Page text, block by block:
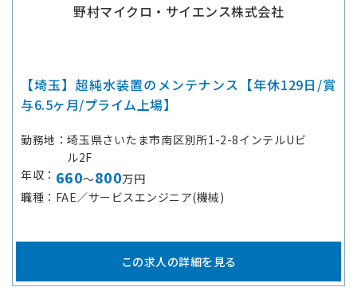
野村マイクロ・サイエンス株式会社
【埼玉】超純水装置のメンテナンス【年休129日/賞
与6.5ヶ月/プライム上場】
勤務地
埼玉県さいたま市南区別所1-2-8インテルUビ
ル2F
年収
660～800万円
職種
FAE／サービスエンジニア(機械)
この求人の詳細を見る